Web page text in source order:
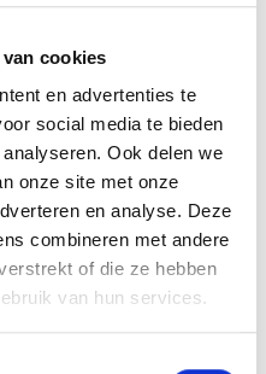
cookies
en advertenties te
social media te bieden
Ook delen we
onze site met onze
en analyse. Deze
combineren met andere
of die ze hebben
van hun services.
nodig voor de afwerking
maar een gelijke verdeling
of bodemlijm?
2025.pdf
2025.pdf